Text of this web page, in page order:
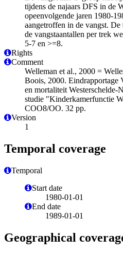
tijdens de najaars DFS in de
opeenvolgende jaren 1980-
aangetroffen in de vangst. De
de vangstaantallen per trek
5-7 en >=8.
Rights
Comment
Welleman et al., 2000 =
Boois, 2000. Eindrapportage
en mortaliteit Westerschelde-
studie "Kinderkamerfunctie
COO8/OO. 32 pp.
Version
1
Temporal coverage
Temporal
Start date
1980-01-01
End date
1989-01-01
Geographical